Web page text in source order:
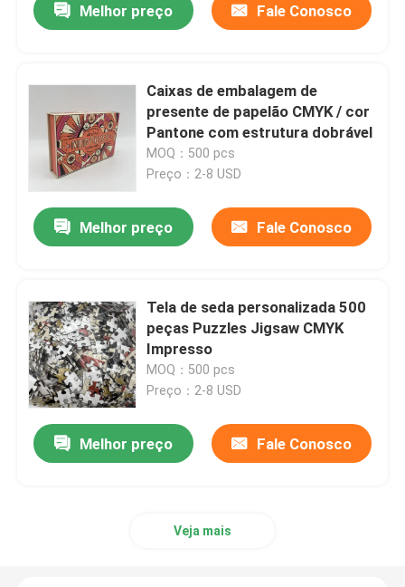
Produtos
Vídeos
Sobre nós
Contacte-nos
Notícia
Peça umas citações
Melhor preço Fale Conosco
Caixas de embalagem de
presente de papelão CMYK / cor
Pantone com estrutura dobrável
MOQ：500 pcs
Preço：2-8 USD
Melhor preço Fale Conosco
Tela de seda personalizada 500
peças Puzzles Jigsaw CMYK
Impresso
MOQ：500 pcs
Preço：2-8 USD
Melhor preço Fale Conosco
Veja mais